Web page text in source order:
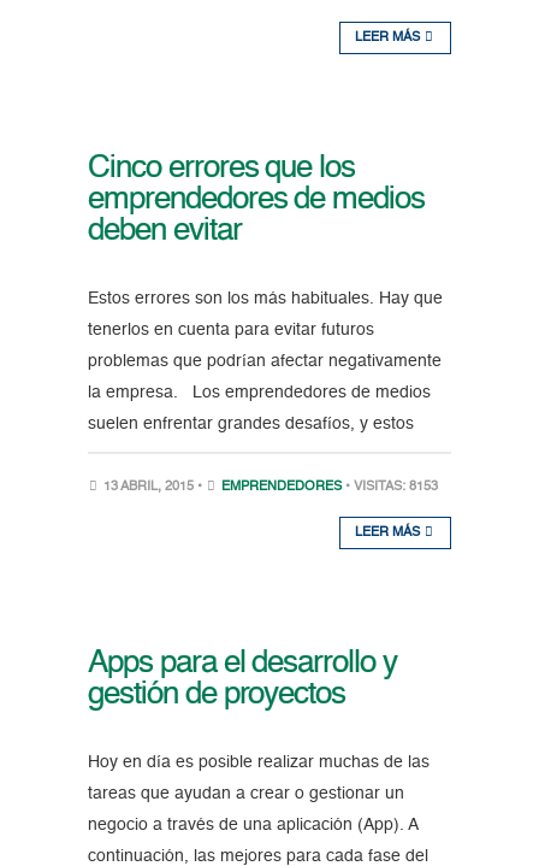
LEER MÁS
Cinco errores que los
emprendedores de medios
deben evitar
Estos errores son los más habituales. Hay que
tenerlos en cuenta para evitar futuros
problemas que podrían afectar negativamente
la empresa. Los emprendedores de medios
suelen enfrentar grandes desafíos, y estos
13 ABRIL, 2015 • EMPRENDEDORES • VISITAS: 8153
LEER MÁS
Apps para el desarrollo y
gestión de proyectos
Hoy en día es posible realizar muchas de las
tareas que ayudan a crear o gestionar un
negocio a través de una aplicación (App). A
continuación, las mejores para cada fase del